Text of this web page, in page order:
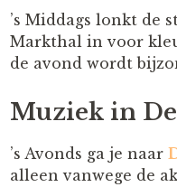
’s Middags lonkt de
Markthal in voor
de avond wordt
Muziek in
’s Avonds ga je naar
alleen vanwege de